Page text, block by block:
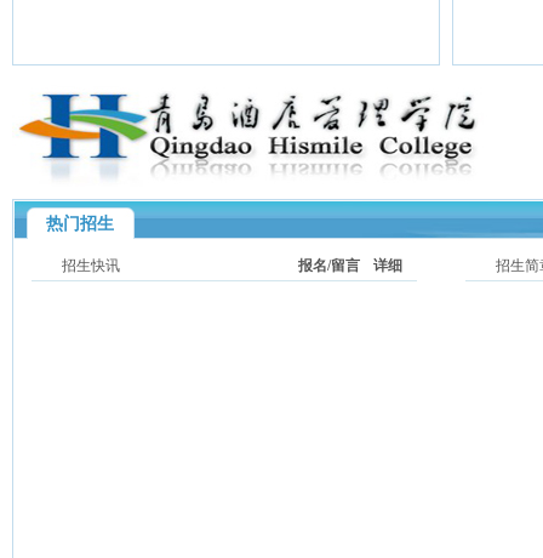
热门招生
招生快讯 报名/留言 详细 招生简